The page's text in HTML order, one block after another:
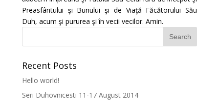
Preasfântului şi Bunului şi de Viaţă Făcătorului Său
Duh, acum şi pururea şi în vecii vecilor. Amin.
Recent Posts
Hello world!
Seri Duhovnicesti 11-17 August 2014